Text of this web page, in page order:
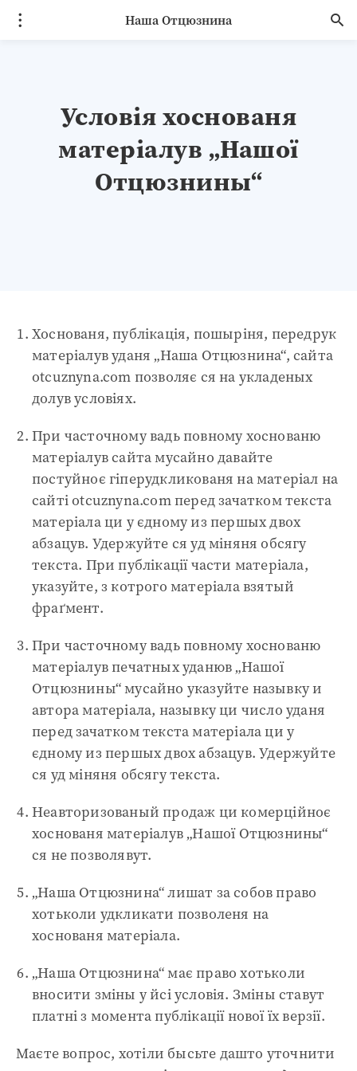
Наша Отцюзнина
Условія хоснованя
матеріалув „Нашої
Отцюзнины“
Хоснованя, публікація, пошыріня, передрук
матеріалув уданя „Наша Отцюзнина“, сайта
otcuznyna.com позволяє ся на укладеных
долув условіях.
При часточному вадь повному хоснованю
матеріалув сайта мусайно давайте
постуйноє гіперудкликованя на матеріал на
сайті otcuznyna.com перед зачатком текста
матеріала ци у єдному из першых двох
абзацув. Удержуйте ся уд міняня обсягу
текста. При публікації части матеріала,
указуйте, з котрого матеріала взятый
фраґмент.
При часточному вадь повному хоснованю
матеріалув печатных уданюв „Нашої
Отцюзнины“ мусайно указуйте назывку и
автора матеріала, назывку ци число уданя
перед зачатком текста матеріала ци у
єдному из першых двох абзацув. Удержуйте
ся уд міняня обсягу текста.
Неавторизованый продаж ци комерційноє
хоснованя матеріалув „Нашої Отцюзнины“
ся не позволявут.
„Наша Отцюзнина“ лишат за собов право
хотьколи удкликати позволеня на
хоснованя матеріала.
„Наша Отцюзнина“ має право хотьколи
вносити зміны у йсі условія. Зміны ставут
платні з момента публікації нової їх верзії.
Маєте вопрос, хотіли бысьте дашто уточнити